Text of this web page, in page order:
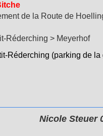
de la Route de
Réderching > Meyerhof
Réderching (parking de la
Nicole Steuer